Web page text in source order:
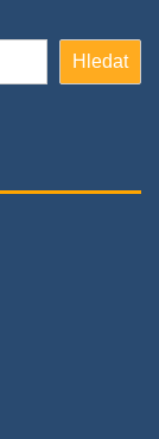
Hledat